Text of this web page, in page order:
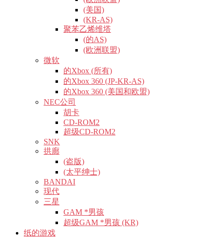
(美国)
(KR-AS)
聚苯乙烯维塔
(的AS)
(欧洲联盟)
微软
的Xbox (所有)
的Xbox 360 (JP-KR-AS)
的Xbox 360 (美国和欧盟)
NEC公司
胡卡
CD-ROM2
超级CD-ROM2
SNK
拱廊
(盗版)
(太平绅士)
BANDAI
现代
三星
GAM *男孩
超级GAM *男孩 (KR)
纸的游戏